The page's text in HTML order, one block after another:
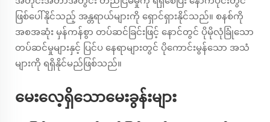
ဖြစ်ပေါ်နိုင်သည့် အန္တရာယ်များကို ရှောင်ရှားနိုင်သည်။ စနစ်ကို
အစအဆုံး မှန်ကန်စွာ တပ်ဆင်ခြင်းဖြင့် နောင်တွင် ပိုမိုလုံခြုံသော
တပ်ဆင်မှုများနှင့် ပြင်ပ နေရာများတွင် ပိုကောင်းမွန်သော အသံ
များကို ရရှိနိုင်မည်ဖြစ်သည်။
မေးလေ့ရှိသောမေးခွန်းများ